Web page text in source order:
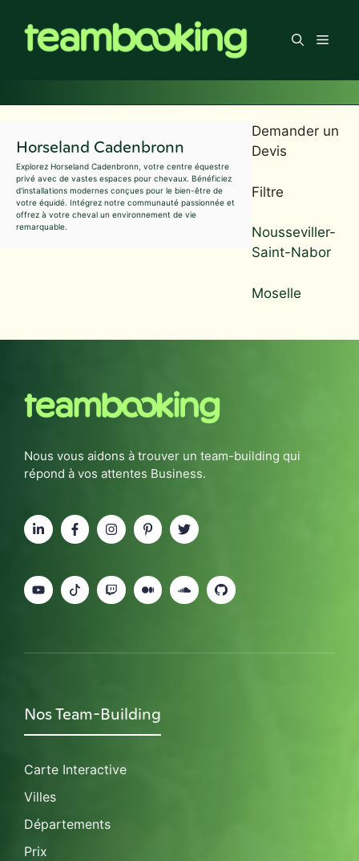
contenu
Menu
Horseland Cadenbronn
Explorez Horseland Cadenbronn, votre centre équestre
privé avec de vastes espaces pour chevaux. Bénéficiez
d'installations modernes conçues pour le bien-être de
votre équidé. Intégrez notre communauté passionnée et
offrez à votre cheval un environnement de vie
remarquable.
Demander un
Devis
Filtre
Nousseviller-
Saint-Nabor
Moselle
Nous vous aidons à trouver un team-building qui
répond à vos attentes Business.
Nos Team-Building
Carte Interactive
Villes
Départements
Prix